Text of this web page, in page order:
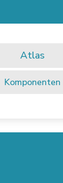
Atlas
Komponenten